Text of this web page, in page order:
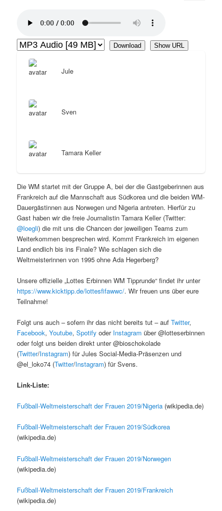
Download Show URL
Jule
Sven
Tamara Keller
Die WM startet mit der Gruppe A, bei der die Gastgeberinnen aus
Frankreich auf die Mannschaft aus Südkorea und die beiden WM-
Dauergästinnen aus Norwegen und Nigeria antreten. Hierfür zu
Gast haben wir die freie Journalistin Tamara Keller (Twitter:
@loegli) die mit uns die Chancen der jeweiligen Teams zum
Weiterkommen besprechen wird. Kommt Frankreich im eigenen
Land endlich bis ins Finale? Wie schlagen sich die
Weltmeisterinnen von 1995 ohne Ada Hegerberg?
Unsere offizielle „Lottes Erbinnen WM Tipprunde“ findet ihr unter
https://www.kicktipp.de/lottesfifawwc/. Wir freuen uns über eure
Teilnahme!
Folgt uns auch – sofern ihr das nicht bereits tut – aufTwitter,
Facebook,Youtube,Spotify oder Instagram über @lotteserbinnen
oder folgt uns beiden direkt unter @bioschokolade
(Twitter/Instagram) für Jules Social-Media-Präsenzen und
@el_loko74 (Twitter/Instagram) für Svens.
Link-Liste:
Fußball-Weltmeisterschaft der Frauen 2019/Nigeria (wikipedia.de)
Fußball-Weltmeisterschaft der Frauen 2019/Südkorea
(wikipedia.de)
Fußball-Weltmeisterschaft der Frauen 2019/Norwegen
(wikipedia.de)
Fußball-Weltmeisterschaft der Frauen 2019/Frankreich
(wikipedia.de)